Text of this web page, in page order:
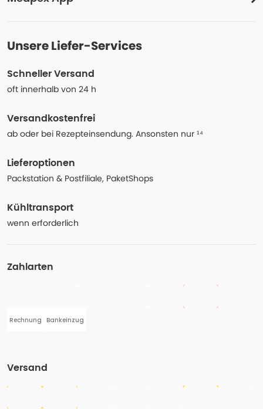
Unsere Liefer-Services
Schneller Versand
oft innerhalb von 24 h
Versandkostenfrei
ab oder bei Rezepteinsendung. Ansonsten nur ¹⁴
Lieferoptionen
Packstation & Postfiliale, PaketShops
Kühltransport
wenn erforderlich
Zahlarten
Rechnung Bankeinzug
Versand